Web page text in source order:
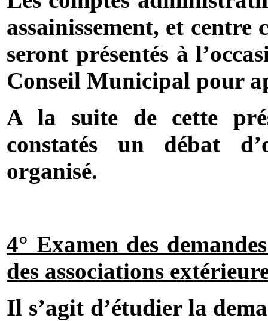
assainissement, et centre
seront présentés à
Conseil Municipal pour
A la suite de cette
constatés un débat
organisé.
4° Examen des
des associations
Il s’agit d’étudier la